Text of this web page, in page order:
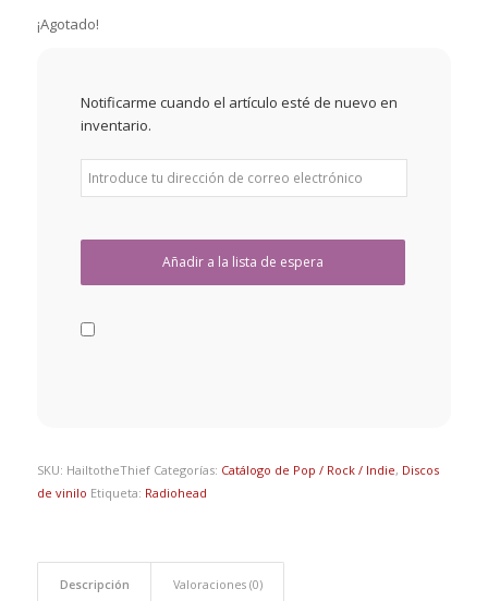
¡Agotado!
Notificarme cuando el artículo esté de nuevo en
inventario.
SKU: HailtotheThief Categorías: Catálogo de Pop / Rock / Indie, Discos
de vinilo Etiqueta: Radiohead
Descripción Valoraciones (0)